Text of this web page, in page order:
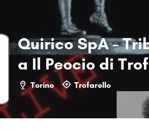
Quirico SpA -
a Il Peocio di
Torino Trofarello